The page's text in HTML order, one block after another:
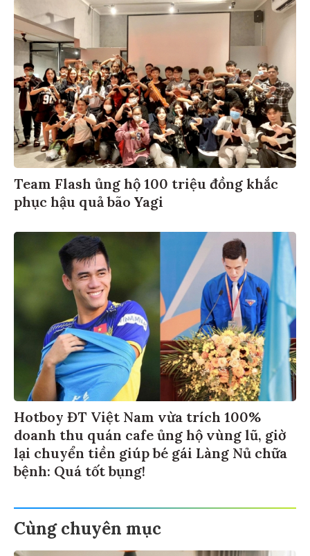
Team Flash ủng hộ 100 triệu đồng khắc
phục hậu quả bão Yagi
Hotboy ĐT Việt Nam vừa trích 100%
doanh thu quán cafe ủng hộ vùng lũ, giờ
lại chuyển tiền giúp bé gái Làng Nủ chữa
bệnh: Quá tốt bụng!
Cùng chuyên mục